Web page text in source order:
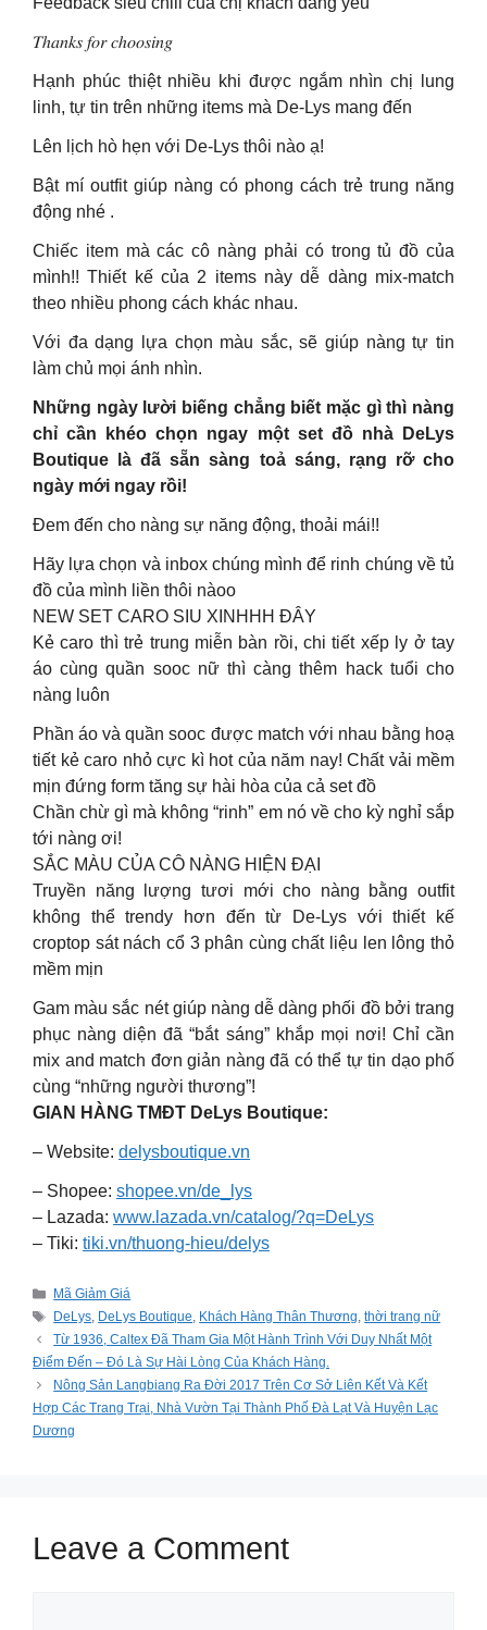
𝑇ℎ𝑎𝑛𝑘𝑠 𝑓𝑜𝑟 𝑐ℎ𝑜𝑜𝑠𝑖𝑛𝑔
Hạnh phúc thiệt nhiều khi được ngắm nhìn chị lung
linh, tự tin trên những items mà De-Lys mang đến
Lên lịch hò hẹn với De-Lys thôi nào ạ!
Bật mí outfit giúp nàng có phong cách trẻ trung năng
động nhé .
Chiếc item mà các cô nàng phải có trong tủ đồ của
mình!! Thiết kế của 2 items này dễ dàng mix-match
theo nhiều phong cách khác nhau.
Với đa dạng lựa chọn màu sắc, sẽ giúp nàng tự tin
làm chủ mọi ánh nhìn.
Những ngày lười biếng chẳng biết mặc gì thì nàng
chỉ cần khéo chọn ngay một set đồ nhà DeLys
Boutique là đã sẵn sàng toả sáng, rạng rỡ cho
ngày mới ngay rồi!
Đem đến cho nàng sự năng động, thoải mái!!
Hãy lựa chọn và inbox chúng mình để rinh chúng về tủ
đồ của mình liền thôi nàoo
NEW SET CARO SIU XINHHH ĐÂY
Kẻ caro thì trẻ trung miễn bàn rồi, chi tiết xếp ly ở tay
áo cùng quần sooc nữ thì càng thêm hack tuổi cho
nàng luôn
Phần áo và quần sooc được match với nhau bằng hoạ
tiết kẻ caro nhỏ cực kì hot của năm nay! Chất vải mềm
mịn đứng form tăng sự hài hòa của cả set đồ
Chần chừ gì mà không “rinh” em nó về cho kỳ nghỉ sắp
tới nàng ơi!
SẮC MÀU CỦA CÔ NÀNG HIỆN ĐẠI
Truyền năng lượng tươi mới cho nàng bằng outfit
không thể trendy hơn đến từ De-Lys với thiết kế
croptop sát nách cổ 3 phân cùng chất liệu len lông thỏ
mềm mịn
Gam màu sắc nét giúp nàng dễ dàng phối đồ bởi trang
phục nàng diện đã “bắt sáng” khắp mọi nơi! Chỉ cần
mix and match đơn giản nàng đã có thể tự tin dạo phố
cùng “những người thương”!
GIAN HÀNG TMĐT DeLys Boutique:
– Website: delysboutique.vn
– Shopee: shopee.vn/de_lys
– Lazada: www.lazada.vn/catalog/?q=DeLys
– Tiki: tiki.vn/thuong-hieu/delys
Categories
Mã Giảm Giá
Tags
DeLys, DeLys Boutique, Khách Hàng Thân Thương,thời trang nữ
Từ 1936, Caltex Đã Tham Gia Một Hành Trình Với Duy Nhất Một
Điểm Đến – Đó Là Sự Hài Lòng Của Khách Hàng.
Nông Sản Langbiang Ra Đời 2017 Trên Cơ Sở Liên Kết Và Kết
Hợp Các Trang Trại, Nhà Vườn Tại Thành Phố Đà Lạt Và Huyện Lạc
Dương
Leave a Comment